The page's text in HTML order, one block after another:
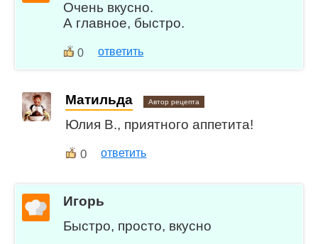
Очень вкусно.
А главное, быстро.
0 ответить
Матильда Автор рецепта
Юлия В., приятного аппетита!
0 ответить
Игорь
Быстро, просто, вкусно